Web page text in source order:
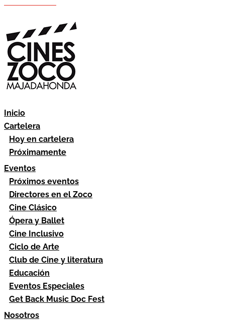
Inicio
Cartelera
Hoy en cartelera
Próximamente
Eventos
Próximos eventos
Directores en el Zoco
Cine Clásico
Ópera y Ballet
Cine Inclusivo
Ciclo de Arte
Club de Cine y literatura
Educación
Eventos Especiales
Get Back Music Doc Fest
Nosotros